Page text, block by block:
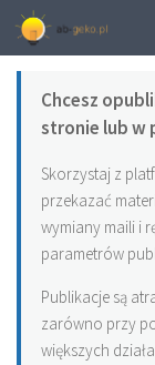
WSPÓŁPRACA I
Chcesz
stronie lub w
Skorzystaj z
przekazać
wymiany maili i
parametrów
Publikacje są
zarówno przy
większych